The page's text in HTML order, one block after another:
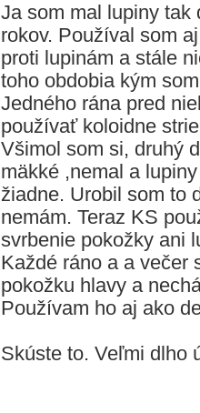
Ja som mal lupiny tak
rokov. Používal som
proti lupinám a stále
toho obdobia kým
Jedného rána pred
používať koloidne
Všimol som si, druhý
mäkké ,nemal a
žiadne. Urobil som to
nemám. Teraz KS
svrbenie pokožky ani
Každé ráno a a večer
pokožku hlavy a
Používam ho aj ako
Skúste to. Veľmi dlho